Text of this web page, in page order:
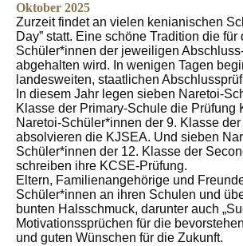
Oktober 2025
Zurzeit findet an vielen kenianischen
Day” statt. Eine schöne Tradition die für
Schüler*innen der jeweiligen
abgehalten wird. In wenigen Tagen
landesweiten, staatlichen
In diesem Jahr legen sieben Naretoi-
Klasse der Primary-Schule die Prüfung
Naretoi-Schüler*innen der 9. Klasse
absolvieren die KJSEA. Und sieben
Schüler*innen der 12. Klasse der
schreiben ihre KCSE-Prüfung.
Eltern, Familienangehörige und
Schüler*innen an ihren Schulen und
bunten Halsschmuck, darunter auch
Motivationssprüchen für die
und guten Wünschen für die Zukunft.